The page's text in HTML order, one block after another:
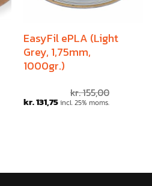
EasyFil ePLA (Light
Grey, 1,75mm,
1000gr.)
kr.155,00
kr.131,75incl. 25% moms.